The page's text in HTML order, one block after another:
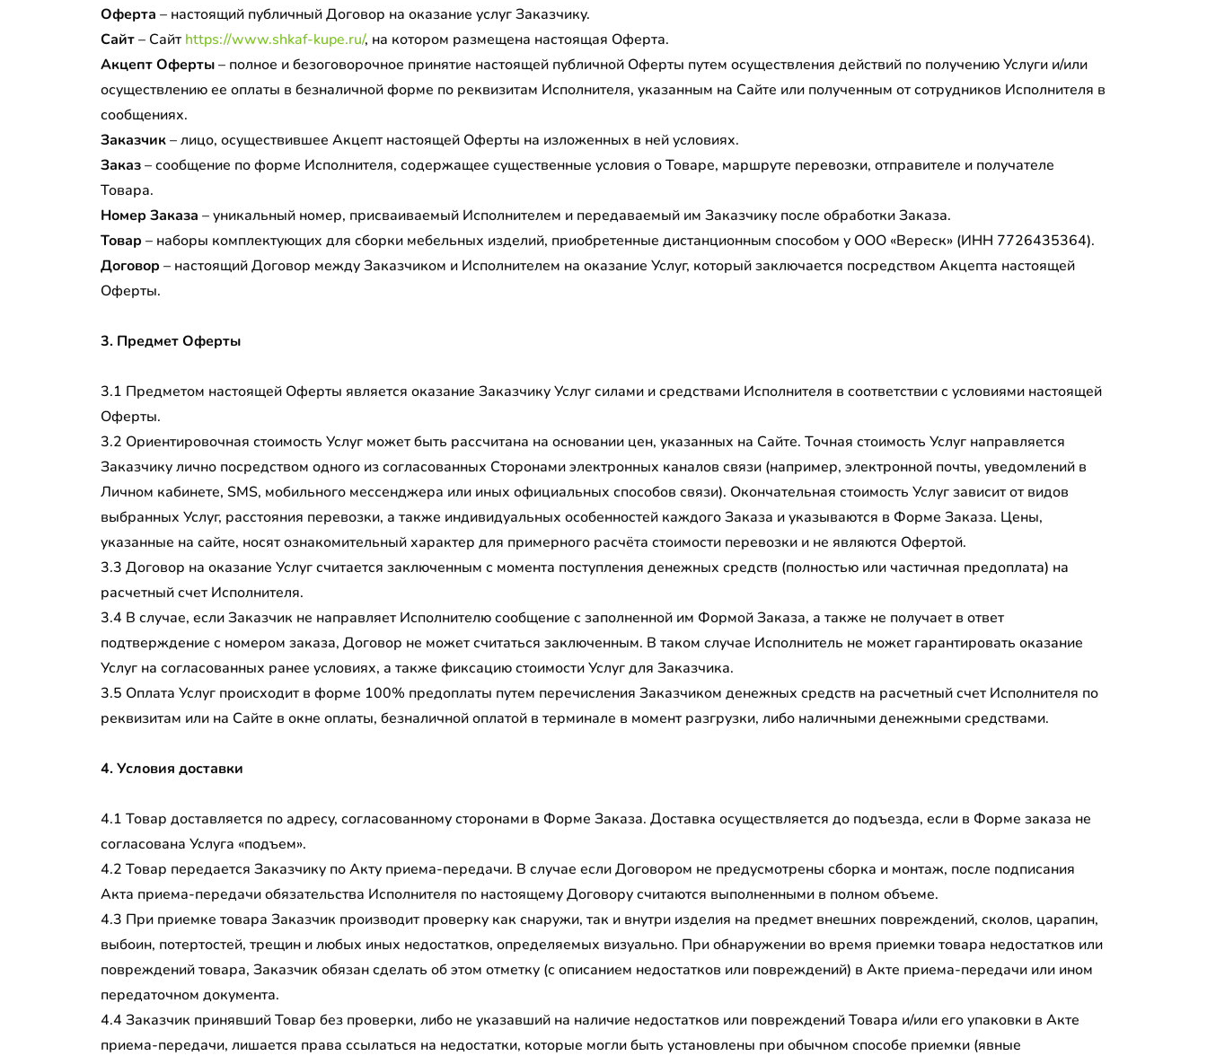
Оферта – настоящий публичный Договор на оказание услуг Заказчику.
Сайт– Сайтhttps://www.shkaf-kupe.ru/, на котором размещена настоящая Оферта.
Акцепт Оферты– полное и безоговорочное принятие настоящей публичной Оферты путем осуществления действий по получению Услуги и/или
осуществлению ее оплаты в безналичной форме по реквизитам Исполнителя, указанным на Сайте или полученным от сотрудников Исполнителя в
сообщениях.
Заказчик– лицо, осуществившее Акцепт настоящей Оферты на изложенных в ней условиях.
Заказ– сообщение по форме Исполнителя, содержащее существенные условия о Товаре, маршруте перевозки, отправителе и получателе
Товара.
Номер Заказа – уникальный номер, присваиваемый Исполнителем и передаваемый им Заказчику после обработки Заказа.
Товар – наборы комплектующих для сборки мебельных изделий, приобретенные дистанционным способом у ООО «Вереск» (ИНН 7726435364).
Договор – настоящий Договор между Заказчиком и Исполнителем на оказание Услуг, который заключается посредством Акцепта настоящей
Оферты.
3. Предмет Оферты
3.1 Предметом настоящей Оферты является оказание Заказчику Услуг силами и средствами Исполнителя в соответствии с условиями настоящей
Оферты.
3.2 Ориентировочная стоимость Услуг может быть рассчитана на основании цен, указанных на Сайте. Точная стоимость Услуг направляется
Заказчику лично посредством одного из согласованных Сторонами электронных каналов связи (например, электронной почты, уведомлений в
Личном кабинете, SMS, мобильного мессенджера или иных официальных способов связи). Окончательная стоимость Услуг зависит от видов
выбранных Услуг, расстояния перевозки, а также индивидуальных особенностей каждого Заказа и указываются в Форме Заказа. Цены,
указанные на сайте, носят ознакомительный характер для примерного расчёта стоимости перевозки и не являются Офертой.
3.3 Договор на оказание Услуг считается заключенным с момента поступления денежных средств (полностью или частичная предоплата) на
расчетный счет Исполнителя.
3.4 В случае, если Заказчик не направляет Исполнителю сообщение с заполненной им Формой Заказа, а также не получает в ответ
подтверждение с номером заказа, Договор не может считаться заключенным. В таком случае Исполнитель не может гарантировать оказание
Услуг на согласованных ранее условиях, а также фиксацию стоимости Услуг для Заказчика.
3.5 Оплата Услуг происходит в форме 100% предоплаты путем перечисления Заказчиком денежных средств на расчетный счет Исполнителя по
реквизитам или на Сайте в окне оплаты, безналичной оплатой в терминале в момент разгрузки, либо наличными денежными средствами.
4. Условия доставки
4.1 Товар доставляется по адресу, согласованному сторонами в Форме Заказа. Доставка осуществляется до подъезда, если в Форме заказа не
согласована Услуга «подъем».
4.2 Товар передается Заказчику по Акту приема-передачи. В случае если Договором не предусмотрены сборка и монтаж, после подписания
Акта приема-передачи обязательства Исполнителя по настоящему Договору считаются выполненными в полном объеме.
4.3 При приемке товара Заказчик производит проверку как снаружи, так и внутри изделия на предмет внешних повреждений, сколов, царапин,
выбоин, потертостей, трещин и любых иных недостатков, определяемых визуально. При обнаружении во время приемки товара недостатков или
повреждений товара, Заказчик обязан сделать об этом отметку (с описанием недостатков или повреждений) в Акте приема-передачи или ином
передаточном документа.
4.4 Заказчик принявший Товар без проверки, либо не указавший на наличие недостатков или повреждений Товара и/или его упаковки в Акте
приема-передачи, лишается права ссылаться на недостатки, которые могли быть установлены при обычном способе приемки (явные